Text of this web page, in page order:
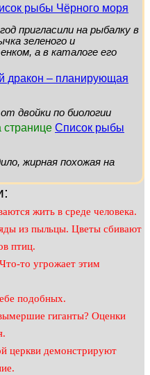
рыбы Чёрного моря
пригласили на рыбалку в
зеленого и
а в каталоге его
дракон – планирующая
двойки по биологии
Список рыбы
жирная похожая на
жить в среде человека.
из пыльцы. Цветы сбивают
птиц.
то угрожает этим
подобных.
гиганты? Оценки
церкви демонстрируют